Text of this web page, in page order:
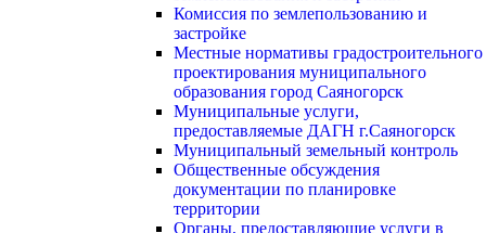
Комиссия по землепользованию и
застройке
Местные нормативы градостроительного
проектирования муниципального
образования город Саяногорск
Муниципальные услуги,
предоставляемые ДАГН г.Саяногорск
Муниципальный земельный контроль
Общественные обсуждения
документации по планировке
территории
Органы, предоставляющие услуги в